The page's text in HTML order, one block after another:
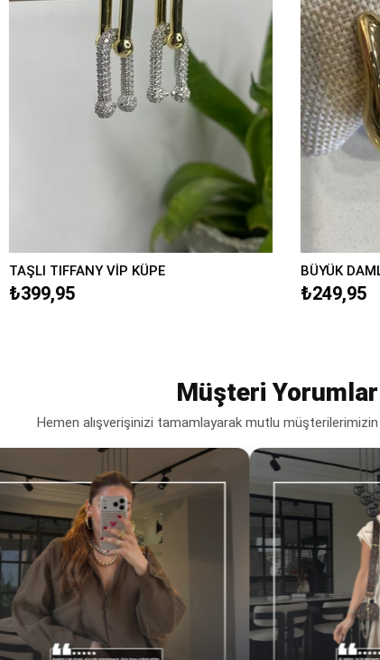
TAŞLI TIFFANY VİP KÜPE
₺399,95
BÜYÜK
₺249,95
Müşteri
Hemen alışverişinizi tamamlayarak mutlu müşterilerimizin